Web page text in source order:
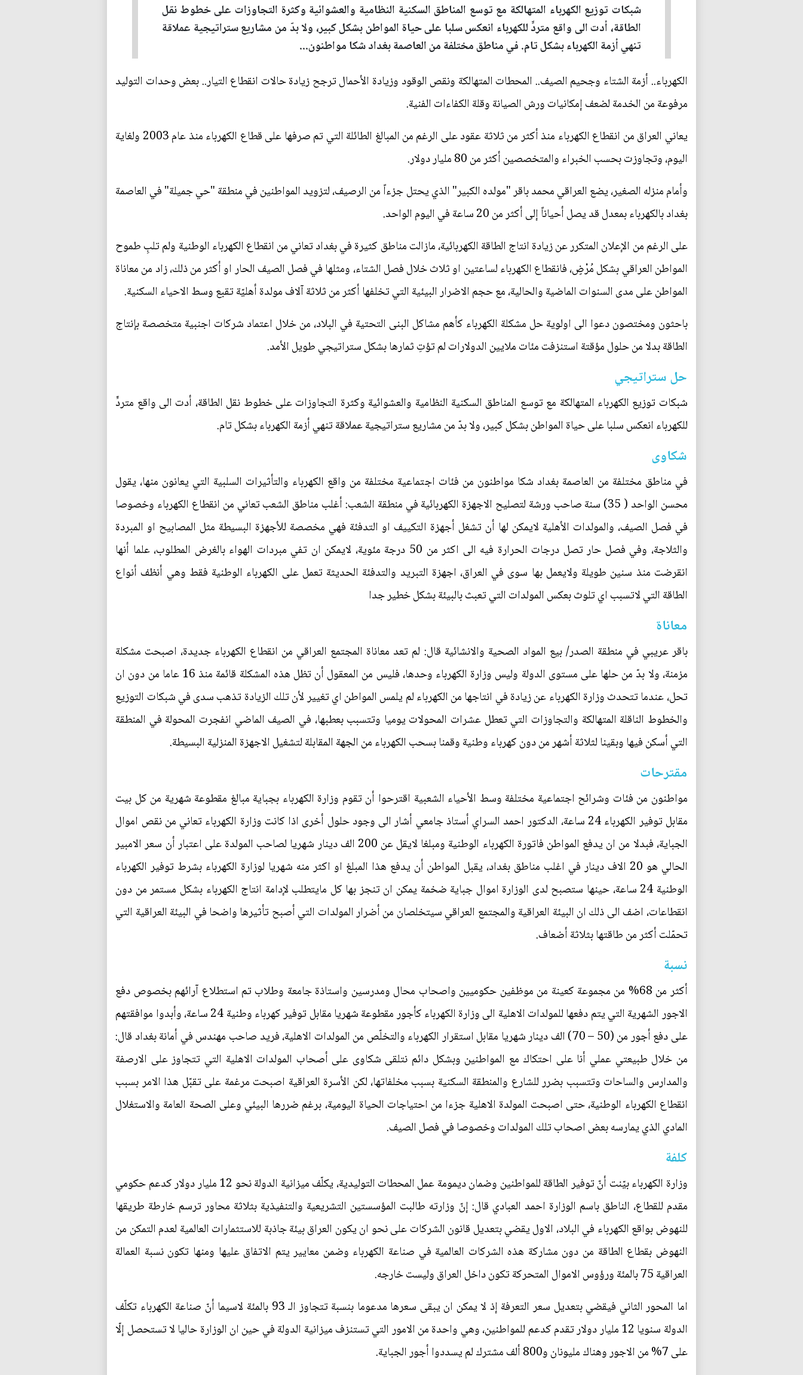
شبكات توزيع الكهرباء المتهالكة مع توسع المناطق السكنية النظامية والعشوائية وكثرة التجاوزات على خطوط نقل
الطاقة، أدت الى واقع متردٍّ للكهرباء انعكس سلبا على حياة المواطن بشكل كبير، ولا بدّ من مشاريع ستراتيجية عملاقة
تنهي أزمة الكهرباء بشكل تام. في مناطق مختلفة من العاصمة بغداد شكا مواطنون...
الكهرباء.. أزمة الشتاء وجحيم الصيف.. المحطات المتهالكة ونقص الوقود وزيادة الأحمال ترجح زيادة حالات انقطاع التيار.. بعض وحدات التوليد
مرفوعة من الخدمة لضعف إمكانيات ورش الصيانة وقلة الكفاءات الفنية.
يعاني العراق من انقطاع الكهرباء منذ أكثر من ثلاثة عقود على الرغم من المبالغ الطائلة التي تم صرفها على قطاع الكهرباء منذ عام 2003 ولغاية
اليوم، وتجاوزت بحسب الخبراء والمتخصصين أكثر من 80 مليار دولار.
وأمام منزله الصغير، يضع العراقي محمد باقر "مولده الكبير" الذي يحتل جزءاً من الرصيف، لتزويد المواطنين في منطقة "حي جميلة" في العاصمة
بغداد بالكهرباء بمعدل قد يصل أحياناً إلى أكثر من 20 ساعة في اليوم الواحد.
على الرغم من الإعلان المتكرر عن زيادة انتاج الطاقة الكهربائية، مازالت مناطق كثيرة في بغداد تعاني من انقطاع الكهرباء الوطنية ولم تلبِ طموح
المواطن العراقي بشكل مُرْضٍ، فانقطاع الكهرباء لساعتين او ثلاث خلال فصل الشتاء، ومثلها في فصل الصيف الحار او أكثر من ذلك، زاد من معاناة
المواطن على مدى السنوات الماضية والحالية، مع حجم الاضرار البيئية التي تخلفها أكثر من ثلاثة آلاف مولدة أهليّة تقبع وسط الاحياء السكنية.
باحثون ومختصون دعوا الى اولوية حل مشكلة الكهرباء كأهم مشاكل البنى التحتية في البلاد، من خلال اعتماد شركات اجنبية متخصصة بإنتاج
الطاقة بدلا من حلول مؤقتة استنزفت مئات ملايين الدولارات لم تؤتِ ثمارها بشكل ستراتيجي طويل الأمد.
حل ستراتيجي
شبكات توزيع الكهرباء المتهالكة مع توسع المناطق السكنية النظامية والعشوائية وكثرة التجاوزات على خطوط نقل الطاقة، أدت الى واقع متردٍّ
للكهرباء انعكس سلبا على حياة المواطن بشكل كبير، ولا بدّ من مشاريع ستراتيجية عملاقة تنهي أزمة الكهرباء بشكل تام.
شكاوى
في مناطق مختلفة من العاصمة بغداد شكا مواطنون من فئات اجتماعية مختلفة من واقع الكهرباء والتأثيرات السلبية التي يعانون منها، يقول
محسن الواحد ( 35) سنة صاحب ورشة لتصليح الاجهزة الكهربائية في منطقة الشعب: أغلب مناطق الشعب تعاني من انقطاع الكهرباء وخصوصا
في فصل الصيف، والمولدات الأهلية لايمكن لها أن تشغل أجهزة التكييف او التدفئة فهي مخصصة للأجهزة البسيطة مثل المصابيح او المبردة
والثلاجة، وفي فصل حار تصل درجات الحرارة فيه الى اكثر من 50 درجة مئوية، لايمكن ان تفي مبردات الهواء بالغرض المطلوب، علما أنها
انقرضت منذ سنين طويلة ولايعمل بها سوى في العراق، اجهزة التبريد والتدفئة الحديثة تعمل على الكهرباء الوطنية فقط وهي أنظف أنواع
الطاقة التي لاتسبب اي تلوث بعكس المولدات التي تعبث بالبيئة بشكل خطير جدا
معاناة
باقر عريبي في منطقة الصدر/ بيع المواد الصحية والانشائية قال: لم تعد معاناة المجتمع العراقي من انقطاع الكهرباء جديدة، اصبحت مشكلة
مزمنة، ولا بدّ من حلها على مستوى الدولة وليس وزارة الكهرباء وحدها، فليس من المعقول أن تظل هذه المشكلة قائمة منذ 16 عاما من دون ان
تحل، عندما تتحدث وزارة الكهرباء عن زيادة في انتاجها من الكهرباء لم يلمس المواطن اي تغيير لأن تلك الزيادة تذهب سدى في شبكات التوزيع
والخطوط الناقلة المتهالكة والتجاوزات التي تعطل عشرات المحولات يوميا وتتسبب بعطبها، في الصيف الماضي انفجرت المحولة في المنطقة
التي أسكن فيها وبقينا لثلاثة أشهر من دون كهرباء وطنية وقمنا بسحب الكهرباء من الجهة المقابلة لتشغيل الاجهزة المنزلية البسيطة.
مقترحات
مواطنون من فئات وشرائح اجتماعية مختلفة وسط الأحياء الشعبية اقترحوا أن تقوم وزارة الكهرباء بجباية مبالغ مقطوعة شهرية من كل بيت
مقابل توفير الكهرباء 24 ساعة، الدكتور احمد السراي أستاذ جامعي أشار الى وجود حلول أخرى اذا كانت وزارة الكهرباء تعاني من نقص اموال
الجباية، فبدلا من ان يدفع المواطن فاتورة الكهرباء الوطنية ومبلغا لايقل عن 200 الف دينار شهريا لصاحب المولدة على اعتبار أن سعر الامبير
الحالي هو 20 الاف دينار في اغلب مناطق بغداد، يقبل المواطن أن يدفع هذا المبلغ او اكثر منه شهريا لوزارة الكهرباء بشرط توفير الكهرباء
الوطنية 24 ساعة، حينها ستصبح لدى الوزارة اموال جباية ضخمة يمكن ان تنجز بها كل مايتطلب لإدامة انتاج الكهرباء بشكل مستمر من دون
انقطاعات، اضف الى ذلك ان البيئة العراقية والمجتمع العراقي سيتخلصان من أضرار المولدات التي أصبح تأثيرها واضحا في البيئة العراقية التي
تحمّلت أكثر من طاقتها بثلاثة أضعاف.
نسبة
أكثر من 68% من مجموعة كعينة من موظفين حكوميين واصحاب محال ومدرسين واستاذة جامعة وطلاب تم استطلاع آرائهم بخصوص دفع
الاجور الشهرية التي يتم دفعها للمولدات الاهلية الى وزارة الكهرباء كأجور مقطوعة شهريا مقابل توفير كهرباء وطنية 24 ساعة، وأبدوا موافقتهم
على دفع أجور من (50 – 70) الف دينار شهريا مقابل استقرار الكهرباء والتخلّص من المولدات الاهلية، فريد صاحب مهندس في أمانة بغداد قال:
من خلال طبيعتي عملي أنا على احتكاك مع المواطنين وبشكل دائم نتلقى شكاوى على أصحاب المولدات الاهلية التي تتجاوز على الارصفة
والمدارس والساحات وتتسبب بضرر للشارع والمنطقة السكنية بسبب مخلفاتها، لكن الأسرة العراقية اصبحت مرغمة على تقبّل هذا الامر بسبب
انقطاع الكهرباء الوطنية، حتى اصبحت المولدة الاهلية جزءا من احتياجات الحياة اليومية، برغم ضررها البيئي وعلى الصحة العامة والاستغلال
المادي الذي يمارسه بعض اصحاب تلك المولدات وخصوصا في فصل الصيف.
كلفة
وزارة الكهرباء بيّنت أنّ توفير الطاقة للمواطنين وضمان ديمومة عمل المحطات التوليدية، يكلّف ميزانية الدولة نحو 12 مليار دولار كدعم حكومي
مقدم للقطاع، الناطق باسم الوزارة احمد العبادي قال: إنّ وزارته طالبت المؤسستين التشريعية والتنفيذية بثلاثة محاور ترسم خارطة طريقها
للنهوض بواقع الكهرباء في البلاد، الاول يقضي بتعديل قانون الشركات على نحو ان يكون العراق بيئة جاذبة للاستثمارات العالمية لعدم التمكن من
النهوض بقطاع الطاقة من دون مشاركة هذه الشركات العالمية في صناعة الكهرباء وضمن معايير يتم الاتفاق عليها ومنها تكون نسبة العمالة
العراقية 75 بالمئة ورؤوس الاموال المتحركة تكون داخل العراق وليست خارجه.
اما المحور الثاني فيقضي بتعديل سعر التعرفة إذ لا يمكن ان يبقى سعرها مدعوما بنسبة تتجاوز الـ 93 بالمئة لاسيما أنّ صناعة الكهرباء تكلّف
الدولة سنويا 12 مليار دولار تقدم كدعم للمواطنين، وهي واحدة من الامور التي تستنزف ميزانية الدولة في حين ان الوزارة حاليا لا تستحصل إلّا
على 7% من الاجور وهناك مليونان و800 ألف مشترك لم يسددوا أجور الجباية.